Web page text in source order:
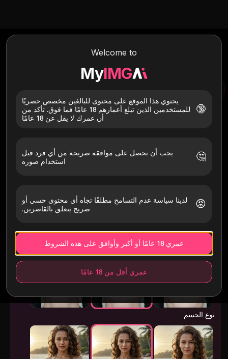
Welcome to
MyIMG
🔞
يحتوي هذا الموقع على محتوى للبالغين مخصص حصريًا
للمستخدمين الذين تبلغ أعمارهم 18 عامًا فما فوق. تأكد من
أن عمرك لا يقل عن 18 عامًا
🤔
يجب أن تحصل على موافقة صريحة من أي فرد قبل
استخدام صوره
😡
لدينا سياسة عدم التسامح مطلقًا تجاه أي محتوى حسي أو
صريح يتعلق بالقاصرين.
عمري 18 عامًا أو أكبر وأوافق على هذه الشروط
عمري أقل من 18 عامًا
صريحة. يجب أن يكون عمرك 18+. تم الحذف خلال 24 ساعة.
حجم الثدي
نوع الجسم